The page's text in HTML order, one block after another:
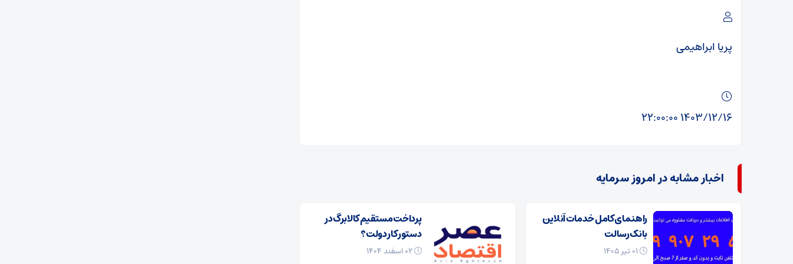
پریا ابراهیمی
۱۴۰۳/۱۲/۱۶ ۲۲:۰۰:۰۰
اخبار مشابه در امروز سرمایه
راهنمای کامل خدمات آنلاین
بانک رسالت
پرداخت مستقیم کالابرگ در
دستور کار دولت؟
۰۲ اسفند ۱۴۰۴